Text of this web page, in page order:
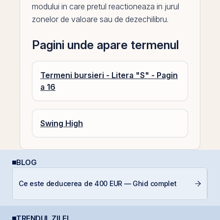
modului in care pretul reactioneaza in jurul
zonelor de valoare sau de dezechilibru.
Pagini unde apare termenul
Termeni bursieri - Litera "S" - Pagin
a 16
Swing High
BLOG
Ce este deducerea de 400 EUR — Ghid complet